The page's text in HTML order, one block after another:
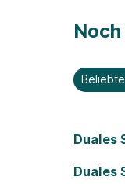
Duales
Duales